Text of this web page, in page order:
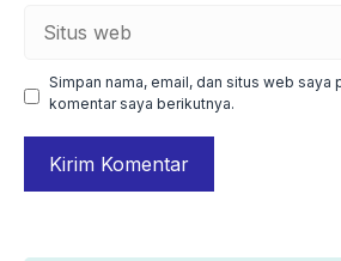
web
Simpan nama, email, dan situs web saya
komentar saya berikutnya.